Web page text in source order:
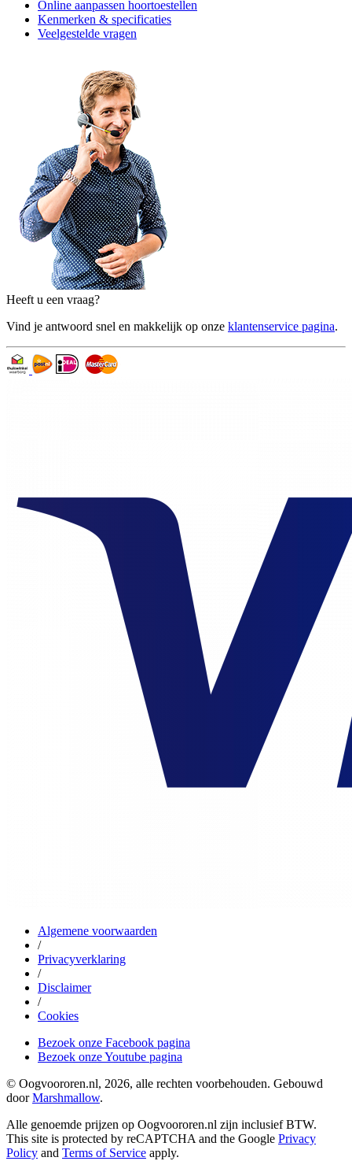
Online aanpassen hoortoestellen
Kenmerken & specificaties
Veelgestelde vragen
Heeft u een vraag?
Vind je antwoord snel en makkelijk op onze klantenservice pagina.
Algemene voorwaarden
/
Privacyverklaring
/
Disclaimer
/
Cookies
Bezoek onze Facebook pagina
Bezoek onze Youtube pagina
© Oogvoororen.nl, 2026, alle rechten voorbehouden. Gebouwd
doorMarshmallow.
Alle genoemde prijzen op Oogvoororen.nl zijn inclusief BTW.
This site is protected by reCAPTCHA and the Google Privacy
Policy and Terms of Service apply.